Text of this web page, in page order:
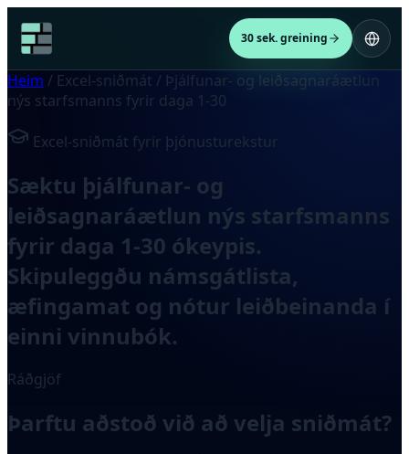
30 sek. greining
Heim / Excel-sniðmát / Þjálfunar- og leiðsagnaráætlun
nýs starfsmanns fyrir daga 1-30
Excel-sniðmát fyrir þjónusturekstur
Sæktu þjálfunar- og
leiðsagnaráætlun nýs starfsmanns
fyrir daga 1-30 ókeypis.
Skipuleggðu námsgátlista,
æfingamat og nótur leiðbeinanda í
einni vinnubók.
Ráðgjöf
Þarftu aðstoð við að velja sniðmát?